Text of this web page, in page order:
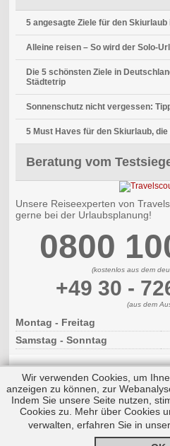
5 angesagte Ziele für den
Alleine reisen – So wird der Solo-
Die 5 schönsten Ziele in
Städtetrip
Sonnenschutz nicht vergessen:
5 Must Haves für den Skiurlaub,
Beratung vom
Unsere Reiseexperten von
gerne bei der Urlaubsplanung!
0800
(kostenlos aus dem
+49 30 -
(aus dem
Montag - Freitag
Samstag - Sonntag
Copyright © 2026 by Triplemind GmbH
Impressum
Wir verwenden Cookies, um
anzeigen zu können, zur
Indem Sie unsere Seite nutzen,
Cookies zu. Mehr über Cookies
verwalten, erfahren Sie in